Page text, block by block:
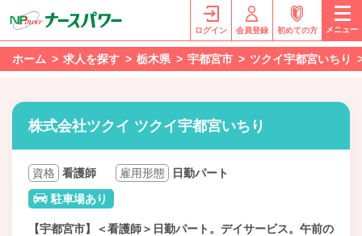
ログイン 会員登録 初めての方 メニュー
ホーム 求人を探す 栃木県 宇都宮市 ツクイ宇都宮いちり
株式会社ツクイ ツクイ宇都宮いちり
資格 看護師 雇用形態
日勤パート
駐車場あり
【宇都宮市】＜看護師＞日勤パート。デイサービス。午前の